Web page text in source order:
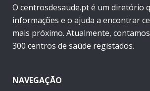
O centrosdesaude.pt é um diretório
informações e o ajuda a encontrar
mais próximo. Atualmente,
300 centros de saúde registados.
NAVEGAÇÃO